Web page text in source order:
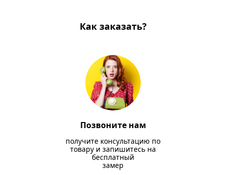
Как заказать?
Позвоните нам
получите консультацию по
товару и запишитесь на
бесплатный
замер